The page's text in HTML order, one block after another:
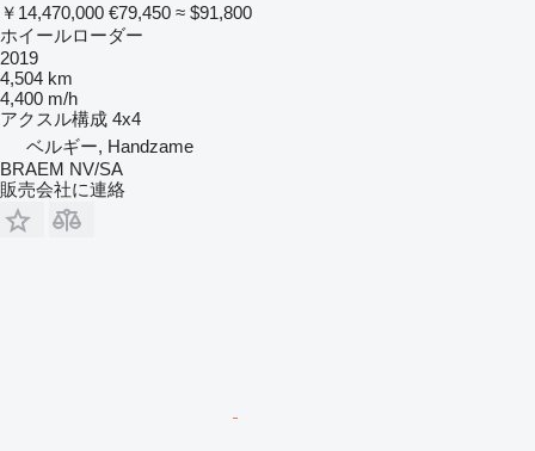
￥14,470,000 €79,450 ≈ $91,800
ホイールローダー
2019
4,504 km
4,400 m/h
アクスル構成 4x4
ベルギー, Handzame
BRAEM NV/SA
販売会社に連絡